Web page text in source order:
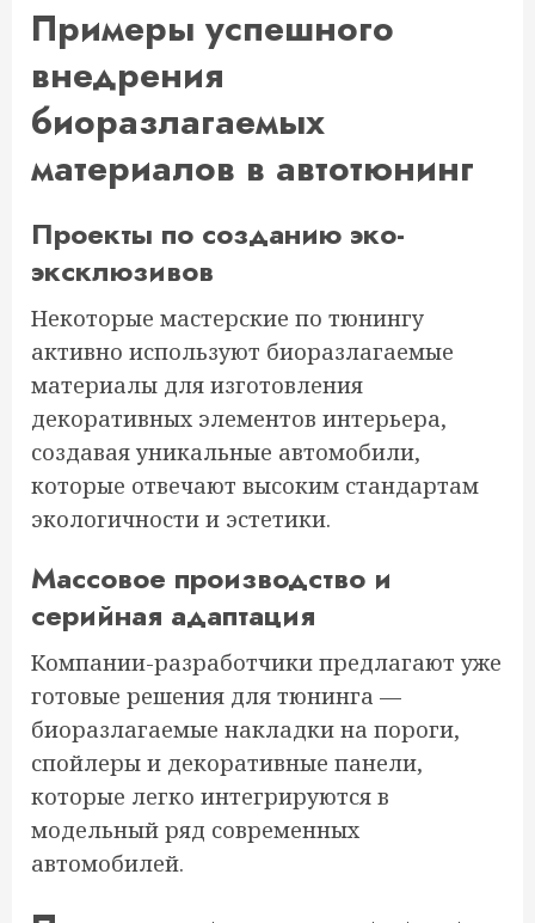
Примеры успешного
внедрения
биоразлагаемых
материалов в автотюнинг
Проекты по созданию эко-
эксклюзивов
Некоторые мастерские по тюнингу
активно используют биоразлагаемые
материалы для изготовления
декоративных элементов интерьера,
создавая уникальные автомобили,
которые отвечают высоким стандартам
экологичности и эстетики.
Массовое производство и
серийная адаптация
Компании-разработчики предлагают уже
готовые решения для тюнинга —
биоразлагаемые накладки на пороги,
спойлеры и декоративные панели,
которые легко интегрируются в
модельный ряд современных
автомобилей.